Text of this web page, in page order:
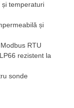
și temperaturi
și
RTU
rezistent la
sonde